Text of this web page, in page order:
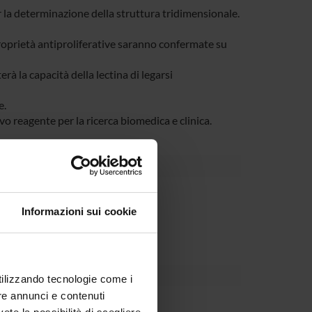
Informazioni sui cookie
tecnologie come i
annunci e contenuti
determinazione della struttura tridimensionale.
antiproliferative saranno confermate su
la capacità della lectina di legarsi
reagente per la ricerca biomedica e clinica.
body
per la ricerca